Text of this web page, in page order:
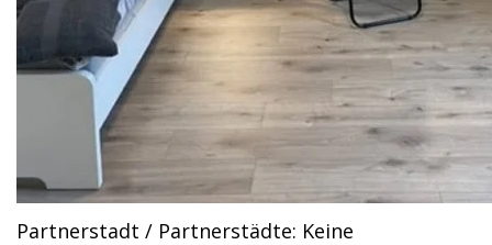
Partnerstadt / Partnerstädte: Keine